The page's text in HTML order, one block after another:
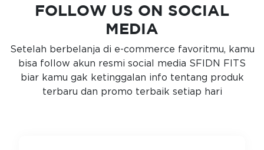
FOLLOW US ON SOCIAL
MEDIA
Setelah berbelanja di e-commerce favoritmu, kamu
bisa follow akun resmi social media SFIDN FITS
biar kamu gak ketinggalan info tentang produk
terbaru dan promo terbaik setiap hari